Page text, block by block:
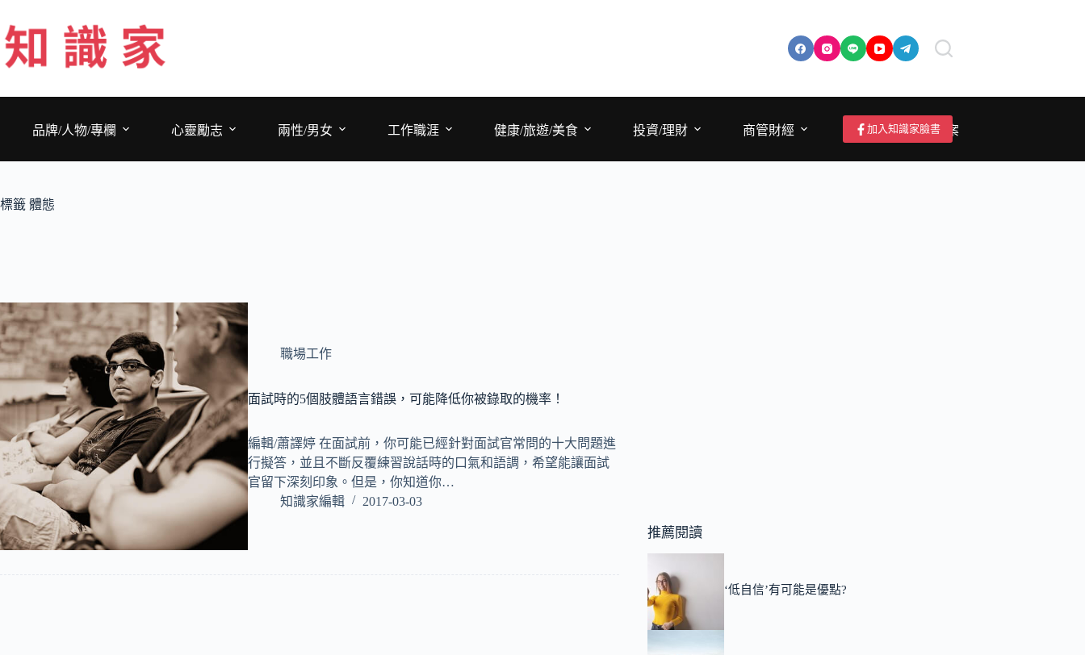
至
主
要
品牌/人物/專欄
心靈勵志 兩性/男女 工作職涯 健康/旅遊/美食 投資/理財 商管財經 成為作者/投稿/提案
加入知識家臉書
標籤 體態
職場工作
面試時的5個肢體語言錯誤，可能降低你被錄取的機率！
編輯/蕭譯婷 在面試前，你可能已經針對面試官常問的十大問題進
行擬答，並且不斷反覆練習說話時的口氣和語調，希望能讓面試
官留下深刻印象。但是，你知道你…
知識家編輯
2017-03-03
推薦閱讀
‘低自信’有可能是優點?